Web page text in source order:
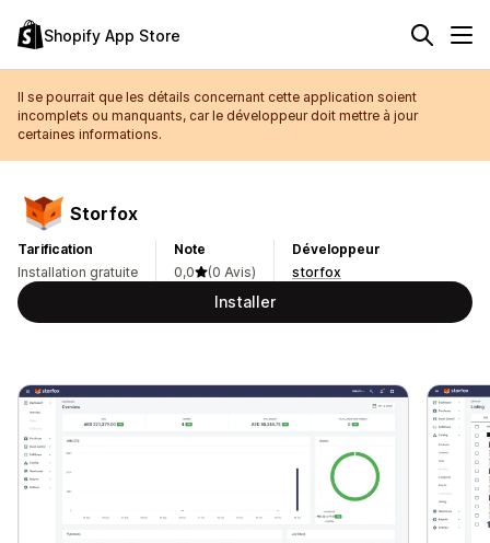
Shopify App Store
Il se pourrait que les détails concernant cette application soient
incomplets ou manquants, car le développeur doit mettre à jour
certaines informations.
Storfox
Tarification
Installation gratuite
Note
0,0
(0 Avis)
Développeur
storfox
Installer